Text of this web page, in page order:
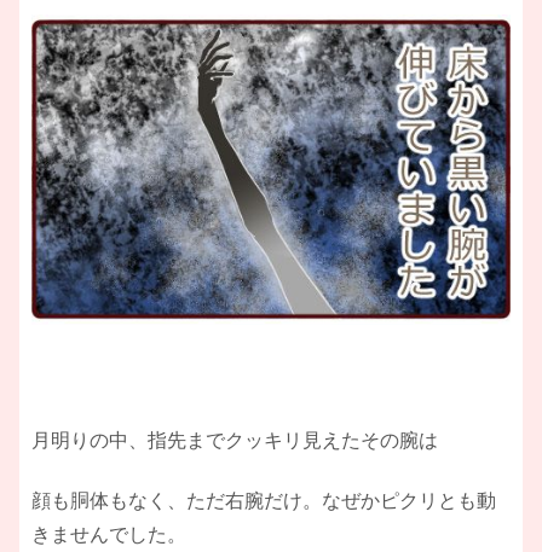
月明りの中、指先までクッキリ見えたその腕は
顔も胴体もなく、ただ右腕だけ。なぜかピクリとも動
きませんでした。